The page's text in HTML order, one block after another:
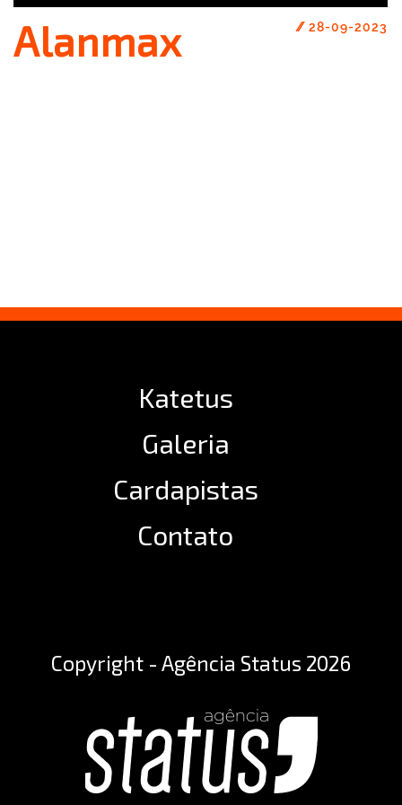
Alanmax // 28-09-2023
Katetus
Galeria
Cardapistas
Contato
Copyright - Agência Status 2026